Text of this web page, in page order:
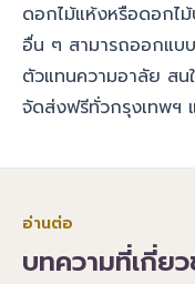
ดอกไม้แห้งหรือดอกไ
อื่น ๆ สามารถออกแบ
ตัวแทนความอาลัย สน
จัดส่งฟรีทั่วกรุงเทพฯ
อ่านต่อ
บทความที่เกี่ย